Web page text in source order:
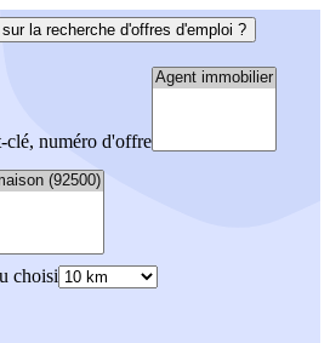
la recherche d'offres d'emploi ?
clé, numéro d'offre
choisi